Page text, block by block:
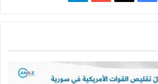
ي
ب
و
X
Y
u
T
ي
ق